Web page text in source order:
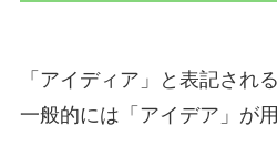
「アイディア」と表記され
一般的には「アイデア」が